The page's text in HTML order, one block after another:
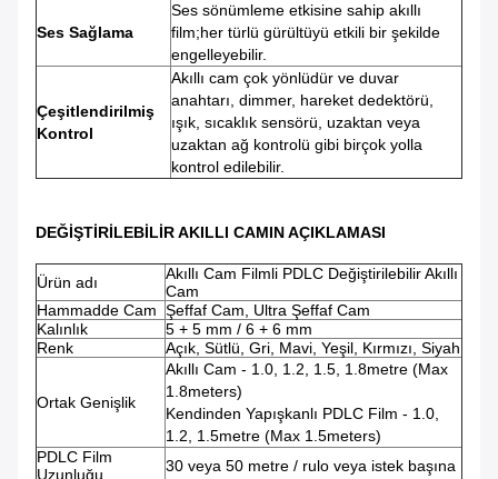
Ses Sağlama
Ses sönümleme etkisine sahip akıllı
film;her türlü gürültüyü etkili bir şekilde
engelleyebilir.
Çeşitlendirilmiş
Kontrol
Akıllı cam çok yönlüdür ve duvar
anahtarı, dimmer, hareket dedektörü,
ışık, sıcaklık sensörü, uzaktan veya
uzaktan ağ kontrolü gibi birçok yolla
kontrol edilebilir.
DEĞİŞTİRİLEBİLİR AKILLI CAMIN AÇIKLAMASI
Ürün adı
Akıllı Cam Filmli PDLC Değiştirilebilir Akıllı
Cam
Hammadde Cam Şeffaf Cam, Ultra Şeffaf Cam
Kalınlık
5 + 5 mm / 6 + 6 mm
Renk
Açık, Sütlü, Gri, Mavi, Yeşil, Kırmızı, Siyah
Ortak Genişlik
Akıllı Cam - 1.0, 1.2, 1.5, 1.8metre (Max
1.8meters)
Kendinden Yapışkanlı PDLC Film - 1.0,
1.2, 1.5metre (Max 1.5meters)
PDLC Film
Uzunluğu
30 veya 50 metre / rulo veya istek başına